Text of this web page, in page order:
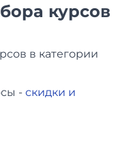
курсов
в категории
- скидки и